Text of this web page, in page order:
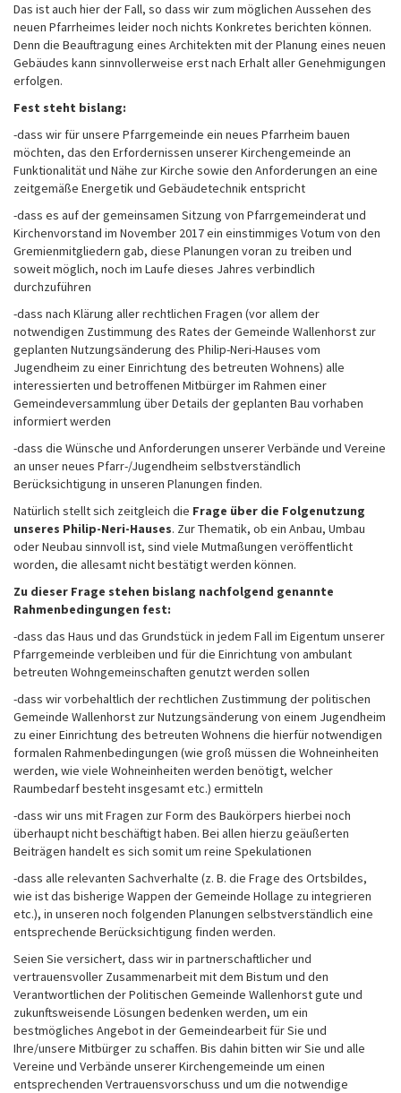
Das ist auch hier der Fall, so dass wir zum möglichen Aussehen des
neuen Pfarrheimes leider noch nichts Konkretes berichten können.
Denn die Beauftragung eines Architekten mit der Planung eines neuen
Gebäudes kann sinnvollerweise erst nach Erhalt aller Genehmigungen
erfolgen.
Fest steht bislang:
-dass wir für unsere Pfarrgemeinde ein neues Pfarrheim bauen
möchten, das den Erfordernissen unserer Kirchengemeinde an
Funktionalität und Nähe zur Kirche sowie den Anforderungen an eine
zeitgemäße Energetik und Gebäudetechnik entspricht
-dass es auf der gemeinsamen Sitzung von Pfarrgemeinderat und
Kirchenvorstand im November 2017 ein einstimmiges Votum von den
Gremienmitgliedern gab, diese Planungen voran zu treiben und
soweit möglich, noch im Laufe dieses Jahres verbindlich
durchzuführen
-dass nach Klärung aller rechtlichen Fragen (vor allem der
notwendigen Zustimmung des Rates der Gemeinde Wallenhorst zur
geplanten Nutzungsänderung des Philip-Neri-Hauses vom
Jugendheim zu einer Einrichtung des betreuten Wohnens) alle
interessierten und betroffenen Mitbürger im Rahmen einer
Gemeindeversammlung über Details der geplanten Bau vorhaben
informiert werden
-dass die Wünsche und Anforderungen unserer Verbände und Vereine
an unser neues Pfarr-/Jugendheim selbstverständlich
Berücksichtigung in unseren Planungen finden.
Natürlich stellt sich zeitgleich die Frage über die Folgenutzung
unseres Philip-Neri-Hauses. Zur Thematik, ob ein Anbau, Umbau
oder Neubau sinnvoll ist, sind viele Mutmaßungen veröffentlicht
worden, die allesamt nicht bestätigt werden können.
Zu dieser Frage stehen bislang nachfolgend genannte
Rahmenbedingungen fest:
-dass das Haus und das Grundstück in jedem Fall im Eigentum unserer
Pfarrgemeinde verbleiben und für die Einrichtung von ambulant
betreuten Wohngemeinschaften genutzt werden sollen
-dass wir vorbehaltlich der rechtlichen Zustimmung der politischen
Gemeinde Wallenhorst zur Nutzungsänderung von einem Jugendheim
zu einer Einrichtung des betreuten Wohnens die hierfür notwendigen
formalen Rahmenbedingungen (wie groß müssen die Wohneinheiten
werden, wie viele Wohneinheiten werden benötigt, welcher
Raumbedarf besteht insgesamt etc.) ermitteln
-dass wir uns mit Fragen zur Form des Baukörpers hierbei noch
überhaupt nicht beschäftigt haben. Bei allen hierzu geäußerten
Beiträgen handelt es sich somit um reine Spekulationen
-dass alle relevanten Sachverhalte (z. B. die Frage des Ortsbildes,
wie ist das bisherige Wappen der Gemeinde Hollage zu integrieren
etc.), in unseren noch folgenden Planungen selbstverständlich eine
entsprechende Berücksichtigung finden werden.
Seien Sie versichert, dass wir in partnerschaftlicher und
vertrauensvoller Zusammenarbeit mit dem Bistum und den
Verantwortlichen der Politischen Gemeinde Wallenhorst gute und
zukunftsweisende Lösungen bedenken werden, um ein
bestmögliches Angebot in der Gemeindearbeit für Sie und
Ihre/unsere Mitbürger zu schaffen. Bis dahin bitten wir Sie und alle
Vereine und Verbände unserer Kirchengemeinde um einen
entsprechenden Vertrauensvorschuss und um die notwendige